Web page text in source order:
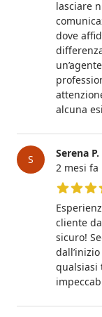
lasciare
dove
alcuna
S Serena P.
2 mesi fa
5 su 5
cliente
sicuro!
qualsiasi